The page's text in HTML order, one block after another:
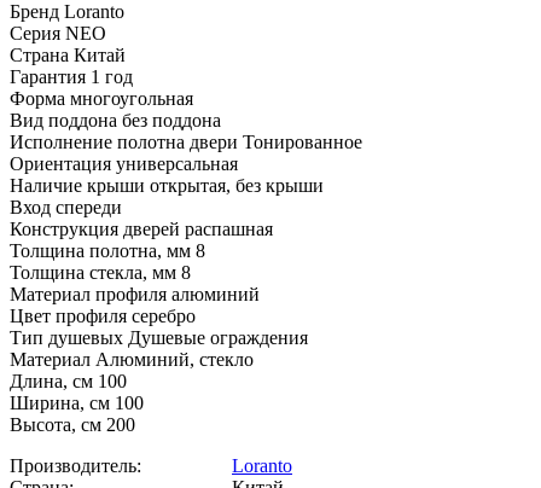
Бренд Loranto
Серия NEO
Страна Китай
Гарантия 1 год
Форма многоугольная
Вид поддона без поддона
Исполнение полотна двери Тонированное
Ориентация универсальная
Наличие крыши открытая, без крыши
Вход спереди
Конструкция дверей распашная
Толщина полотна, мм 8
Толщина стекла, мм 8
Материал профиля алюминий
Цвет профиля серебро
Тип душевых Душевые ограждения
Материал Алюминий, стекло
Длина, см 100
Ширина, см 100
Высота, см 200
Производитель:
Loranto